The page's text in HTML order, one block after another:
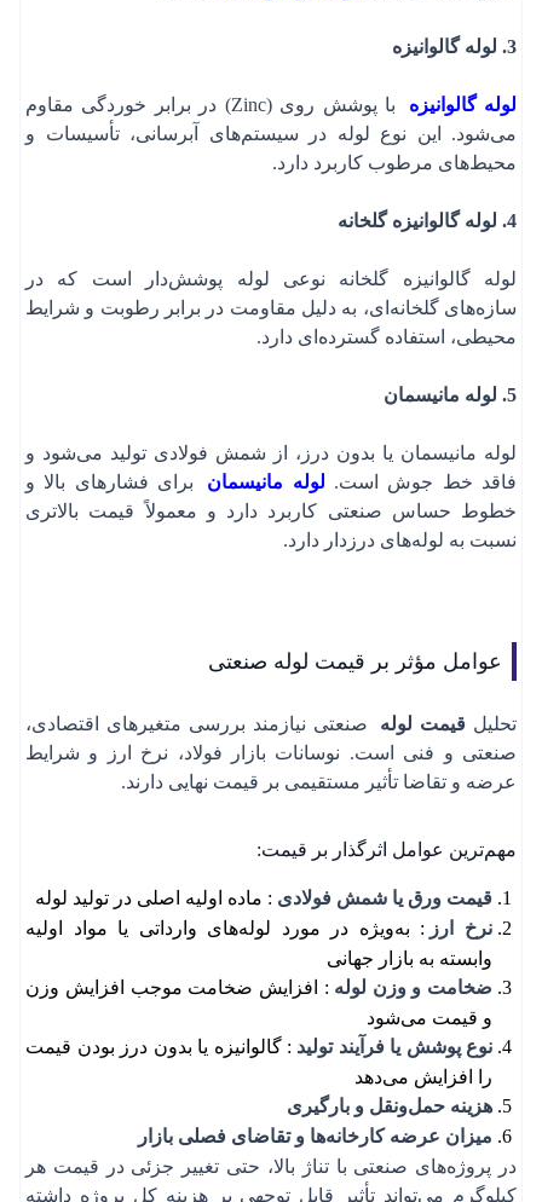
تصویر جدید
دریافت کد تایید
با ادامه روند تمامیقوانین و مقررات فردافولاد
پس از افزودن به سبد خرید و ثبت سفارش، کارشناسان ما
جهت هماهنگی‌های لازم با شما تماس خواهند گرفت.
پس از افزودن به سبد خرید و ثبت سفارش، کارشناسان ما
جهت هماهنگی‌های لازم با شما تماس خواهند گرفت.
پس از افزودن به سبد خرید و ثبت سفارش، کارشناسان ما
جهت هماهنگی‌های لازم با شما تماس خواهند گرفت.
3. لوله گالوانیزه
لوله گالوانیزه
با پوشش روی (Zinc) در برابر خوردگی مقاوم
می‌شود. این نوع لوله در سیستم‌های آبرسانی، تأسیسات و
محیط‌های مرطوب کاربرد دارد.
4. لوله گالوانیزه گلخانه‌
لوله گالوانیزه گلخانه‌ نوعی لوله پوشش‌دار است که در
سازه‌های گلخانه‌ای، به دلیل مقاومت در برابر رطوبت و شرایط
محیطی، استفاده گسترده‌ای دارد.
5. لوله مانیسمان
لوله مانیسمان یا بدون درز، از شمش فولادی تولید می‌شود و
فاقد خط جوش است. لوله مانیسمان
برای فشارهای بالا و
خطوط حساس صنعتی کاربرد دارد و معمولاً قیمت بالاتری
نسبت به لوله‌های درزدار دارد.
عوامل مؤثر بر قیمت لوله صنعتی
تحلیل قیمت لوله
صنعتی نیازمند بررسی متغیرهای اقتصادی،
صنعتی و فنی است. نوسانات بازار فولاد، نرخ ارز و شرایط
عرضه و تقاضا تأثیر مستقیمی بر قیمت نهایی دارند.
مهم‌ترین عوامل اثرگذار بر قیمت:
قیمت ورق یا شمش فولادی : ماده اولیه اصلی در تولید لوله
نرخ ارز : به‌ویژه در مورد لوله‌های وارداتی یا مواد اولیه
وابسته به بازار جهانی
ضخامت و وزن لوله : افزایش ضخامت موجب افزایش وزن
و قیمت می‌شود
نوع پوشش یا فرآیند تولید : گالوانیزه یا بدون درز بودن قیمت
را افزایش می‌دهد
هزینه حمل‌ونقل و بارگیری
میزان عرضه کارخانه‌ها و تقاضای فصلی بازار
در پروژه‌های صنعتی با تناژ بالا، حتی تغییر جزئی در قیمت هر
کیلوگرم می‌تواند تأثیر قابل توجهی بر هزینه کل پروژه داشته